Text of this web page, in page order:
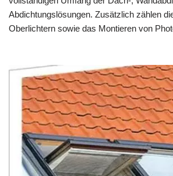
Abdichtungslösungen. Zusätzlich zählen
Oberlichtern sowie das Montieren von